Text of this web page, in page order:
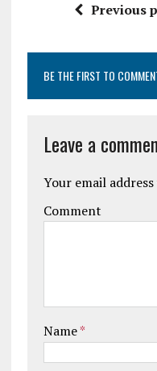
Previous
BE THE FIRST TO
Leave a
Your email
Comment
Name*